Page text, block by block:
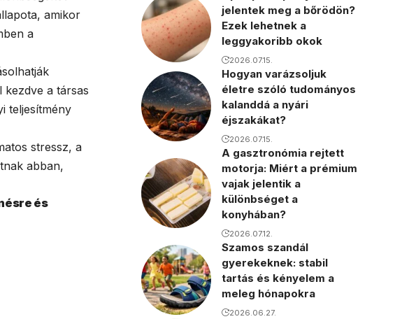
amikor
a
kezdve a társas
teljesítmény
stressz, a
abban,
és
jelentek meg a bőrödön?
Ezek lehetnek a
leggyakoribb okok
2026.07.15.
Hogyan varázsoljuk
életre szóló tudományos
kalanddá a nyári
éjszakákat?
2026.07.15.
A gasztronómia rejtett
motorja: Miért a prémium
vajak jelentik a
különbséget a
konyhában?
2026.07.12.
Szamos szandál
gyerekeknek: stabil
tartás és kényelem a
meleg hónapokra
2026.06.27.